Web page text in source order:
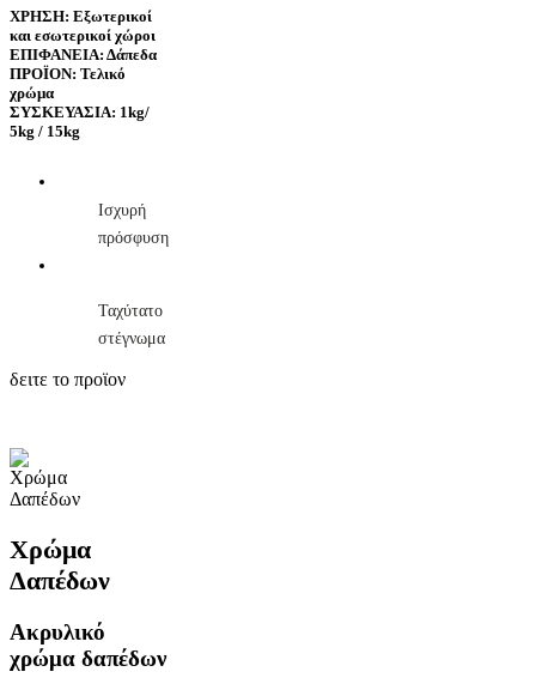
ΧΡΗΣΗ: Εξωτερικοί
και εσωτερικοί χώροι
ΕΠΙΦΑΝΕΙΑ: Δάπεδα
ΠΡΟΪΟΝ: Τελικό
χρώμα
ΣΥΣΚΕΥΑΣΙΑ: 1kg/
5kg / 15kg
Ισχυρή
πρόσφυση
Ταχύτατο
στέγνωμα
δειτε το προϊον
Χρώμα
Δαπέδων
Ακρυλικό
χρώμα δαπέδων